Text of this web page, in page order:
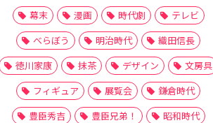
幕末
漫画 時代劇
テレビ
べらぼう
明治時代
織田信長
徳川家康
抹茶 デザイン
文房具
フィギュア
展覧会
鎌倉時代
豊臣秀吉
豊臣兄弟！
昭和時代